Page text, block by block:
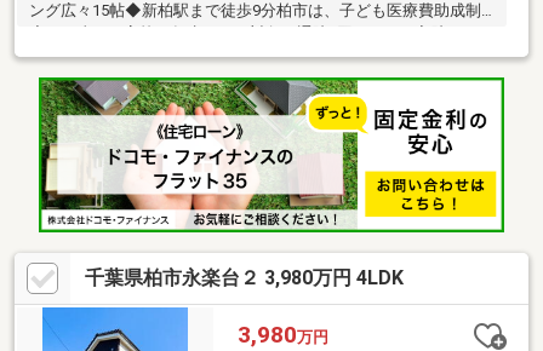
ング広々15帖◆新柏駅まで徒歩9分柏市は、子ども医療費助成制
たり300円・ 調剤は自己負担なしなど、子育て世代には心強い暮
らしやすい街です。都心へのアクセスが良好で便利な都市生活を
堪能できるのはもちろん、穏やかな雰囲気に包まれた住環境が魅
力の「柏市」で、家族の笑顔が溢れる暮らしを実現してみません
か？
千葉県柏市永楽台２ 3,980万円 4LDK
3,980万円